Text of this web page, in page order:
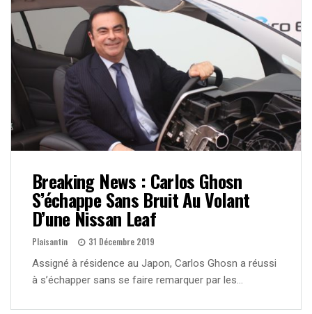
Breaking News : Carlos Ghosn
S’échappe Sans Bruit Au Volant
D’une Nissan Leaf
Plaisantin 31 Décembre 2019
Assigné à résidence au Japon, Carlos Ghosn a réussi
à s’échapper sans se faire remarquer par les…